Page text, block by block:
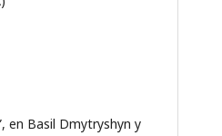
en Basil Dmytryshyn y